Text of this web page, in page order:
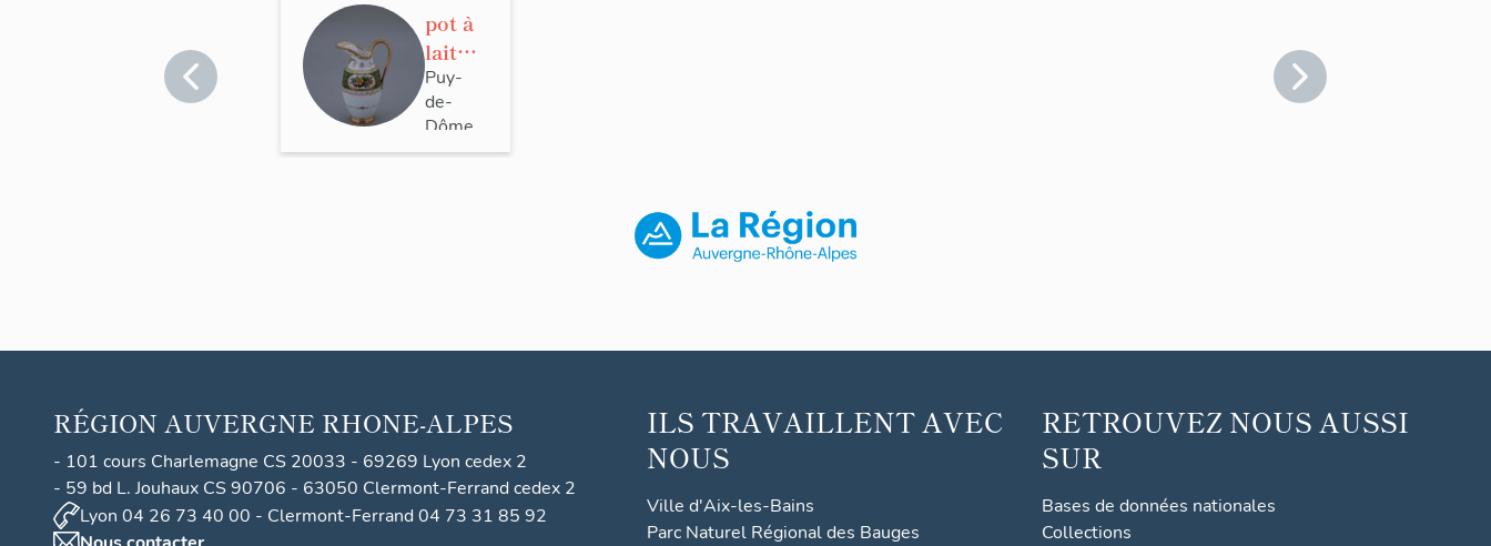
pot à
lait
dit
"pot à
lait
ce
d'appa
rat du
châte
Puy-
de-
Dôme
>
RÉGION AUVERGNE RHONE-ALPES
- 101 cours Charlemagne CS 20033 - 69269 Lyon cedex 2
- 59 bd L. Jouhaux CS 90706 - 63050 Clermont-Ferrand cedex 2
Lyon 04 26 73 40 00 - Clermont-Ferrand 04 73 31 85 92
ILS TRAVAILLENT AVEC
NOUS
Ville d'Aix-les-Bains
Parc Naturel Régional des Bauges
RETROUVEZ NOUS AUSSI
SUR
Bases de données nationales
Collections